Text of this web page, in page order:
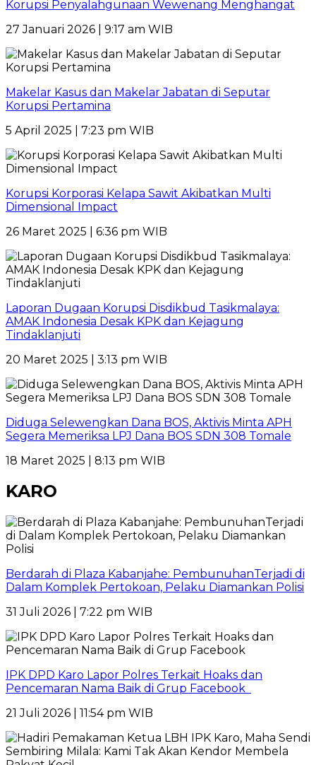
Korupsi Penyalahgunaan Wewenang Menghangat
27 Januari 2026 | 9:17 am WIB
Makelar Kasus dan Makelar Jabatan di Seputar
Korupsi Pertamina
5 April 2025 | 7:23 pm WIB
Korupsi Korporasi Kelapa Sawit Akibatkan Multi
Dimensional Impact
26 Maret 2025 | 6:36 pm WIB
Laporan Dugaan Korupsi Disdikbud Tasikmalaya:
AMAK Indonesia Desak KPK dan Kejagung
Tindaklanjuti
20 Maret 2025 | 3:13 pm WIB
Diduga Selewengkan Dana BOS, Aktivis Minta APH
Segera Memeriksa LPJ Dana BOS SDN 308 Tomale
18 Maret 2025 | 8:13 pm WIB
KARO
Berdarah di Plaza Kabanjahe: PembunuhanTerjadi di
Dalam Komplek Pertokoan, Pelaku Diamankan Polisi
31 Juli 2026 | 7:22 pm WIB
IPK DPD Karo Lapor Polres Terkait Hoaks dan
Pencemaran Nama Baik di Grup Facebook
21 Juli 2026 | 11:54 pm WIB